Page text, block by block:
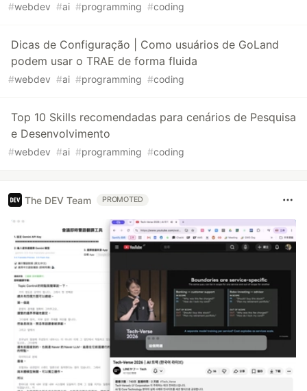
#webdev #ai #programming #coding
Dicas de Configuração | Como usuários de GoLand
podem usar o TRAE de forma fluida
#webdev #ai #programming #coding
Top 10 Skills recomendadas para cenários de Pesquisa
e Desenvolvimento
#webdev #ai #programming #coding
The DEV Team PROMOTED